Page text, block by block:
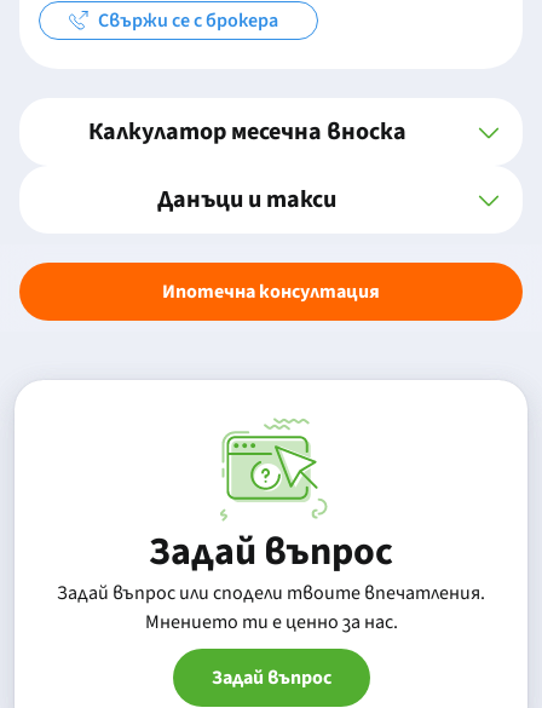
Свържи се с брокера
Калкулатор месечна вноска
Данъци и такси
Ипотечна консултация
Задай въпрос
Задай въпрос или сподели твоите впечатления.
Mнението ти е ценно за нас.
Задай въпрос